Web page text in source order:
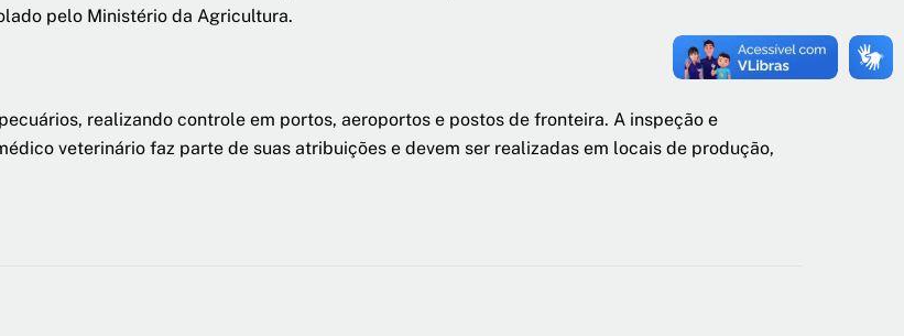
pelo Ministério da Agricultura.
realizando controle em portos, aeroportos e postos de fronteira. A inspeção e
veterinário faz parte de suas atribuições e devem ser realizadas em locais de produção,